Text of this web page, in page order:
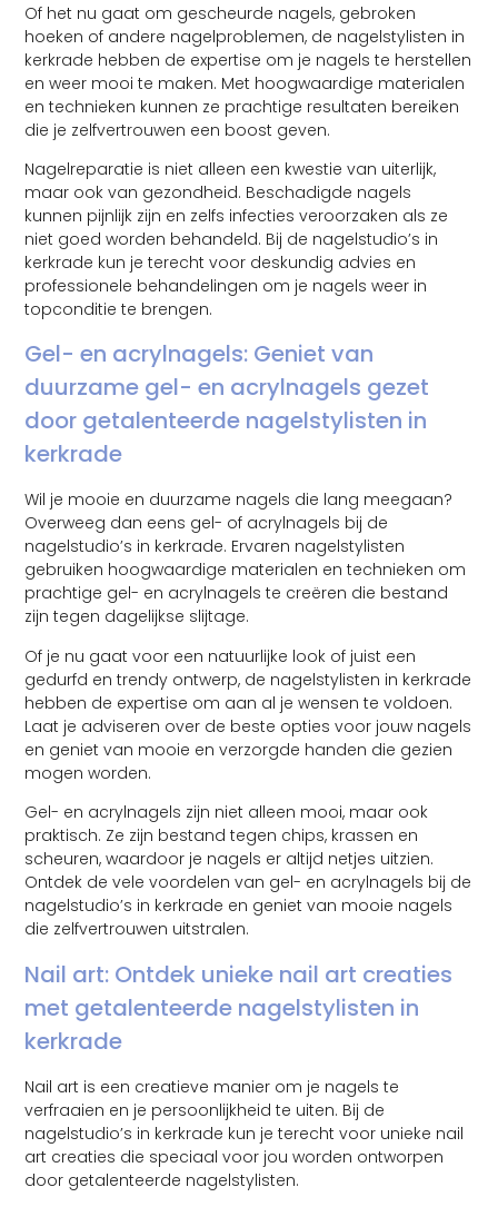
Of het nu gaat om gescheurde nagels, gebroken
hoeken of andere nagelproblemen, de nagelstylisten in
kerkrade hebben de expertise om je nagels te herstellen
en weer mooi te maken. Met hoogwaardige materialen
en technieken kunnen ze prachtige resultaten bereiken
die je zelfvertrouwen een boost geven.
Nagelreparatie is niet alleen een kwestie van uiterlijk,
maar ook van gezondheid. Beschadigde nagels
kunnen pijnlijk zijn en zelfs infecties veroorzaken als ze
niet goed worden behandeld. Bij de nagelstudio’s in
kerkrade kun je terecht voor deskundig advies en
professionele behandelingen om je nagels weer in
topconditie te brengen.
Gel- en acrylnagels: Geniet van
duurzame gel- en acrylnagels gezet
door getalenteerde nagelstylisten in
kerkrade
Wil je mooie en duurzame nagels die lang meegaan?
Overweeg dan eens gel- of acrylnagels bij de
nagelstudio’s in kerkrade. Ervaren nagelstylisten
gebruiken hoogwaardige materialen en technieken om
prachtige gel- en acrylnagels te creëren die bestand
zijn tegen dagelijkse slijtage.
Of je nu gaat voor een natuurlijke look of juist een
gedurfd en trendy ontwerp, de nagelstylisten in kerkrade
hebben de expertise om aan al je wensen te voldoen.
Laat je adviseren over de beste opties voor jouw nagels
en geniet van mooie en verzorgde handen die gezien
mogen worden.
Gel- en acrylnagels zijn niet alleen mooi, maar ook
praktisch. Ze zijn bestand tegen chips, krassen en
scheuren, waardoor je nagels er altijd netjes uitzien.
Ontdek de vele voordelen van gel- en acrylnagels bij de
nagelstudio’s in kerkrade en geniet van mooie nagels
die zelfvertrouwen uitstralen.
Nail art: Ontdek unieke nail art creaties
met getalenteerde nagelstylisten in
kerkrade
Nail art is een creatieve manier om je nagels te
verfraaien en je persoonlijkheid te uiten. Bij de
nagelstudio’s in kerkrade kun je terecht voor unieke nail
art creaties die speciaal voor jou worden ontworpen
door getalenteerde nagelstylisten.